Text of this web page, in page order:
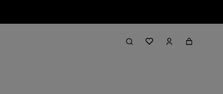
Filter & Sort